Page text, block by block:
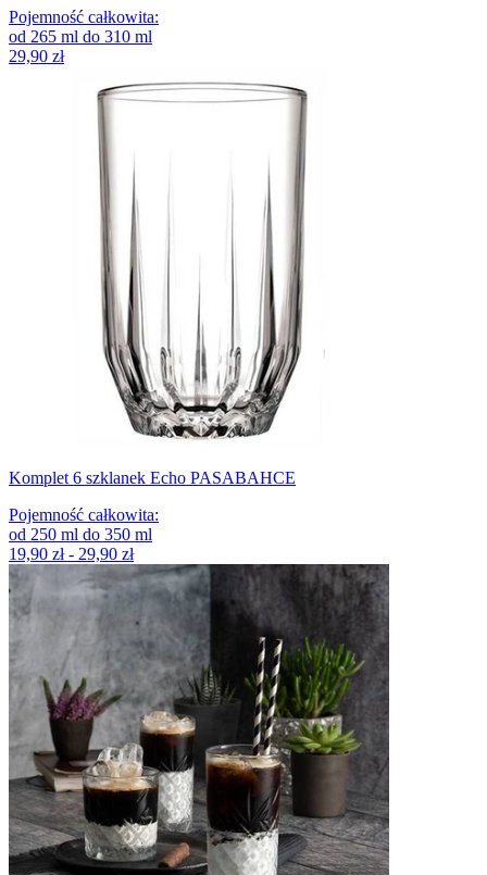
Pojemność całkowita:
od 265 ml do 310 ml
29,90 zł
Komplet 6 szklanek Echo PASABAHCE
Pojemność całkowita:
od 250 ml do 350 ml
19,90 zł - 29,90 zł